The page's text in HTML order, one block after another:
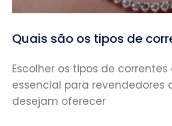
Quais são os tipos de
Escolher os tipos de
essencial para revendedores
desejam oferecer